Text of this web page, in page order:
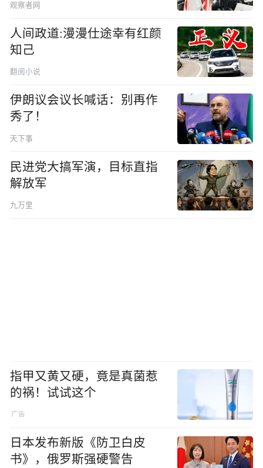
观察者网
人间政道:漫漫仕途幸有红颜
知己
翻阅小说
伊朗议会议长喊话：别再作
秀了！
天下事
民进党大搞军演，目标直指
解放军
九万里
指甲又黄又硬，竟是真菌惹
的祸！试试这个
日本发布新版《防卫白皮
书》，俄罗斯强硬警告